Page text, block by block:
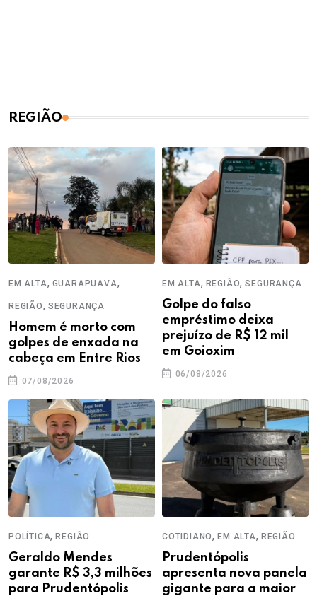
REGIÃO
EM ALTA, GUARAPUAVA,
REGIÃO, SEGURANÇA
Homem é morto com
golpes de enxada na
cabeça em Entre Rios
07/08/2026
EM ALTA, REGIÃO,SEGURANÇA
Golpe do falso
empréstimo deixa
prejuízo de R$ 12 mil
em Goioxim
06/08/2026
POLÍTICA,REGIÃO
Geraldo Mendes
garante R$ 3,3 milhões
para Prudentópolis
COTIDIANO,EM ALTA, REGIÃO
Prudentópolis
apresenta nova panela
gigante para a maior